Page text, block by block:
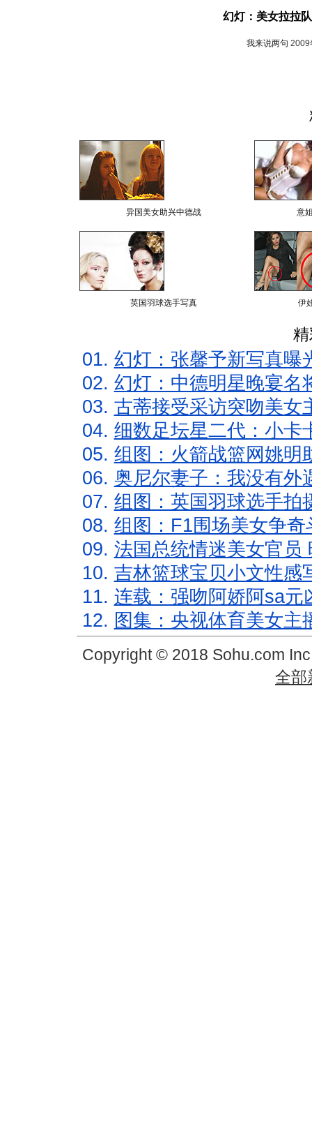
幻灯：美女拉拉
我来说两句 2009
异国美女助兴中德战 意
英国羽球选手写真 伊
01. 幻灯：张馨予新写真曝
02. 幻灯：中德明星晚宴名
03. 古蒂接受采访突吻美女
04. 细数足坛星二代：小卡
05. 组图：火箭战篮网姚明
06. 奥尼尔妻子：我没有外
07. 组图：英国羽球选手拍
08. 组图：F1围场美女争
09. 法国总统情迷美女官员
10. 吉林篮球宝贝小文性感
11. 连载：强吻阿娇阿sa元
12. 图集：央视体育美女主
Copyright © 2018 Sohu.com
全部